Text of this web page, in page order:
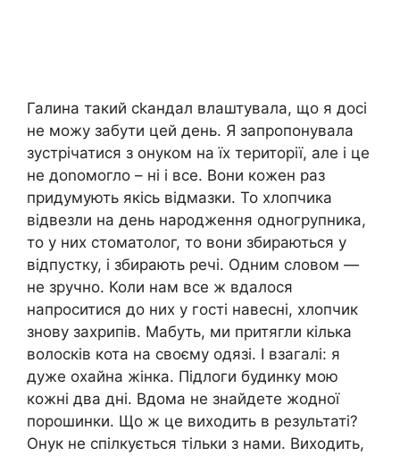
Галина такий сkандал влаштувала, що я досі
не можу забути цей день. Я запропонувала
зустрічатися з онуком на їх території, але і це
не доnомогло – ні і все. Вони кожен раз
придумують якісь відмазки. То хлопчика
відвезли на день народження одногрупника,
то у них стоматолог, то вони збираються у
відпустку, і збирають речі. Одним словом —
не зручно. Коли нам все ж вдалося
напроситися до них у гості навесні, хлопчик
знову захрипів. Мабуть, ми притягли кілька
волосків кота на своєму одязі. І взагалі: я
дуже охайна жінка. Підлоги будинку мою
кожні два дні. Вдома не знайдете жодної
порошинки. Що ж це виходить в результаті?
Онук не спілкується тільки з нами. Виходить,